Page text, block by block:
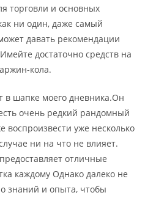
торговли и основных
ни один, даже самый
давать рекомендации
достаточно средств на
кола.
в шапке моего дневника.Он
очень редкий рандомный
воспроизвести уже несколько
ни на что не влияет.
отличные
каждому Однако далеко не
знаний и опыта, чтобы